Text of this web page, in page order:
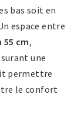
bas soit en
espace entre
55 cm,
une
permettre
le confort